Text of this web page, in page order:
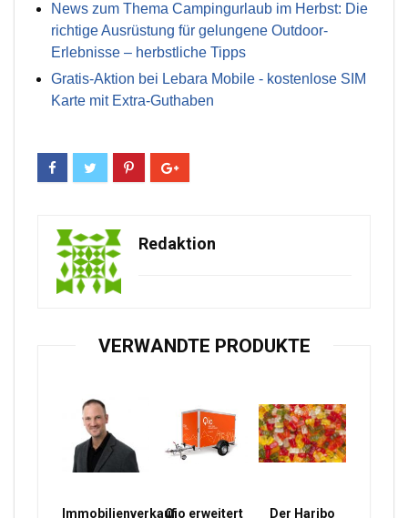
News zum Thema Campingurlaub im Herbst: Die
richtige Ausrüstung für gelungene Outdoor-
Erlebnisse – herbstliche Tipps
Gratis-Aktion bei Lebara Mobile - kostenlose SIM
Karte mit Extra-Guthaben
Redaktion
VERWANDTE PRODUKTE
ImmobilienverkaufQio erweitert Der Haribo